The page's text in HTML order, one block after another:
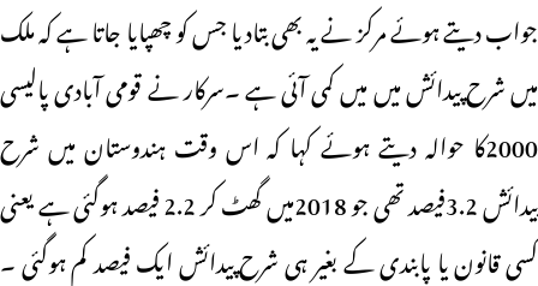
جواب دیتے ہوئے مرکز نے یہ بھی بتادیا جس کو چھپایا جاتا ہے کہ ملک
میں شرح پیدائش میں میں کمی آئی ہے ۔سرکار نے قومی آبادی پالیسی
2000کا حوالہ دیتے ہوئے کہا کہ اس وقت ہندوستان میں شرح
پیدائش 3.2فیصد تھی جو 2018میں گھٹ کر 2.2 فیصد ہوگئی ہے یعنی
کسی قانون یا پابندی کے بغیر ہی شرح پیدائش ایک فیصد کم ہوگئی ۔